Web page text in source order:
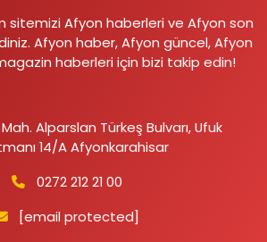
sitemizi Afyon haberleri ve Afyon son
Afyon haber, Afyon güncel, Afyon
haberleri için bizi takip edin!
Alparslan Türkeş Bulvarı, Ufuk
14/A Afyonkarahisar
0272 212 21 00
[email protected]